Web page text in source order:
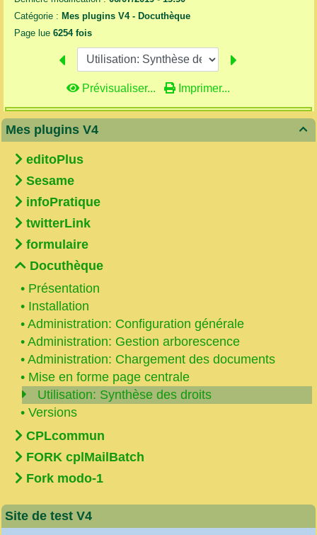

Mes plugins V4
editoPlus
Sesame
infoPratique
twitterLink
formulaire
Docuthèque
• Présentation
• Installation
• Administration: Configuration générale
• Administration: Gestion arborescence
• Administration: Chargement des documents
• Mise en forme page centrale
Utilisation: Synthèse des droits
• Versions
CPLcommun
FORK cplMailBatch
Fork modo-1
Site de test V4
Catégorie : Mes plugins V4 - Docuthèque
Page lue 6254 fois
Prévisualiser... Imprimer...